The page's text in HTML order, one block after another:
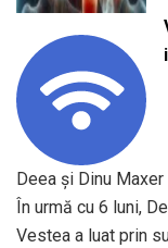
Deea și Dinu
În urmă cu 6 luni,
Vestea a luat prin